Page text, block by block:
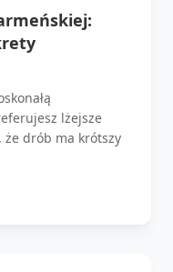
lżejsze
że drób ma krótszy